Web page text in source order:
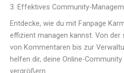
3. Effektives Community-
Entdecke, wie du mit Fanpage
effizient managen kannst. Von der
von Kommentaren bis zur
helfen dir, deine Online-
vergrößern.